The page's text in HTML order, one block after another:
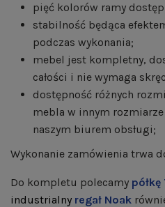
pięć kolorów ramy
stabilność będąca
podczas wykonania;
mebel jest kompletny,
całości i nie wymaga
dostępność różnych
mebla w innym
naszym biurem obsługi;
Wykonanie zamówienia trwa
Do kompletu polecamy półkę
industrialny regał Noak